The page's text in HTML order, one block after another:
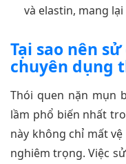
và elastin, mang
Tại sao nên
chuyên dụng
Thói quen nặn mụn
lầm phổ biến nhất
này không chỉ mất
nghiêm trọng. Việc